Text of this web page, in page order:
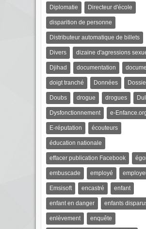
Diplomatie Directeur d'école
disparition de personne
Distributeur automatique de billets
Divers dizaine d'agressions
Djihad documentation
doigt tranché Données
Doubs drogue drogues
Dysfonctionnement e-
E-réputation écouteurs
éducation nationale
effacer publication Facebook
embuscade employé
Emsisoft encastré enfant
enfant en danger enfants
enlèvement enquête